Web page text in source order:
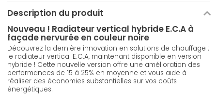
Description du produit
Nouveau ! Radiateur vertical hybride E.C.A à
façade nervurée en couleur noire
Découvrez la dernière innovation en solutions de chauffage :
le radiateur vertical E.C.A, maintenant disponible en version
hybride ! Cette nouvelle version offre une amélioration des
performances de 15 à 25% en moyenne et vous aide à
réaliser des économies substantielles sur vos coûts
énergétiques.